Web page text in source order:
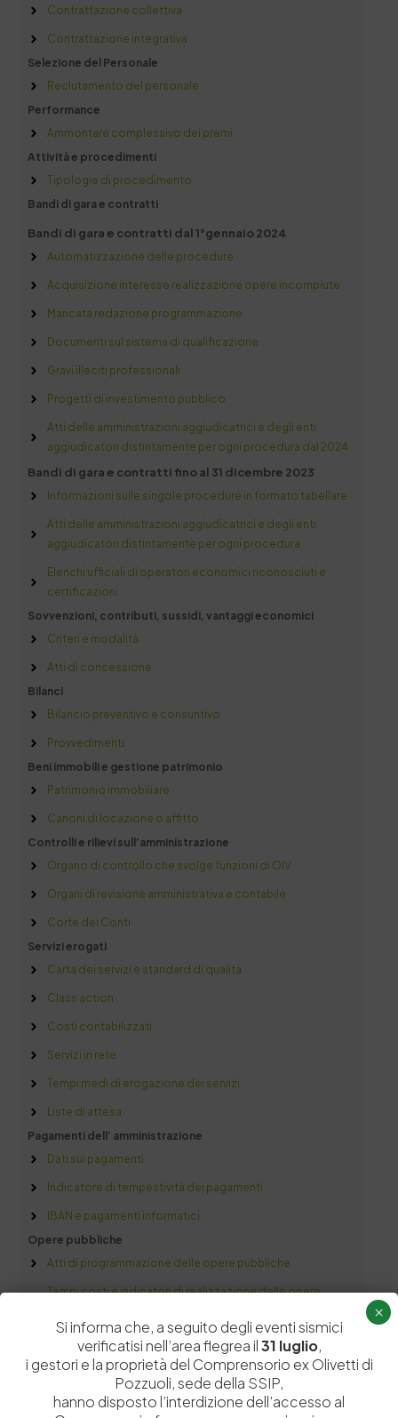
Contrattazione collettiva
Contrattazione integrativa
Selezione del Personale
Reclutamento del personale
Performance
Ammontare complessivo dei premi
Attività e procedimenti
Tipologie di procedimento
Bandi di gara e contratti
Bandi di gara e contratti dal 1°gennaio 2024
Automatizzazione delle procedure
Acquisizione interesse realizzazione opere incompiute
Mancata redazione programmazione
Documenti sul sistema di qualificazione
Gravi illeciti professionali
Progetti di investimento pubblico
Atti delle amministrazioni aggiudicatrici e degli enti
aggiudicatori distintamente per ogni procedura dal 2024
Bandi di gara e contratti fino al 31 dicembre 2023
Informazioni sulle singole procedure in formato tabellare
Atti delle amministrazioni aggiudicatrici e degli enti
aggiudicatori distintamente per ogni procedura
Elenchi ufficiali di operatori economici riconosciuti e
certificazioni
Sovvenzioni, contributi, sussidi, vantaggi economici
Criteri e modalità
Atti di concessione
Bilanci
Bilancio preventivo e consuntivo
Provvedimenti
Beni immobili e gestione patrimonio
Patrimonio immobiliare
Canoni di locazione o affitto
Controlli e rilievi sull’amministrazione
Organo di controllo che svolge funzioni di OIV
Organi di revisione amministrativa e contabile
Corte dei Conti
Servizi erogati
Carta dei servizi e standard di qualità
Class action
Costi contabilizzati
Servizi in rete
Tempi medi di erogazione dei servizi
Liste di attesa
Pagamenti dell’ amministrazione
Dati sui pagamenti
Indicatore di tempestività dei pagamenti
IBAN e pagamenti informatici
Opere pubbliche
Atti di programmazione delle opere pubbliche
Tempi costi e indicatori di realizzazione delle opere
Informazioni ambientali
Informazioni ambientali
Prevenzione della Corruzione
Si informa che, a seguito degli eventi sismici
verificatisi nell’area flegrea il31 luglio,
i gestori e la proprietà del Comprensorio ex Olivetti di
Pozzuoli, sede della SSIP,
hanno disposto l’interdizione dell’accesso al
×